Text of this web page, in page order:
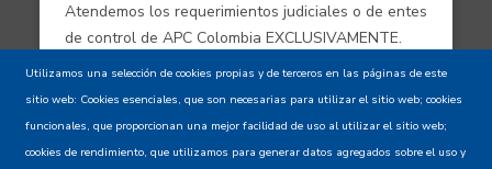
Atendemos los requerimientos judiciales o de entes
de control de APC Colombia EXCLUSIVAMENTE.
Aviso de confidencialidad - Política de
privacidad y Condiciones de uso
Utilizamos una selección de cookies propias y de terceros en las páginas de este
sitio web: Cookies esenciales, que son necesarias para utilizar el sitio web; cookies
funcionales, que proporcionan una mejor facilidad de uso al utilizar el sitio web;
cookies de rendimiento, que utilizamos para generar datos agregados sobre el uso y